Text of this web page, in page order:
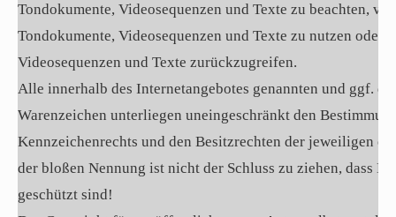
Tondokumente, Videosequenzen und Texte zu beachten,
Tondokumente, Videosequenzen und Texte zu nutzen
Videosequenzen und Texte zurückzugreifen.
Alle innerhalb des Internetangebotes genannten und ggf.
Warenzeichen unterliegen uneingeschränkt den
Kennzeichenrechts und den Besitzrechten der jeweiligen
der bloßen Nennung ist nicht der Schluss zu ziehen, dass
geschützt sind!